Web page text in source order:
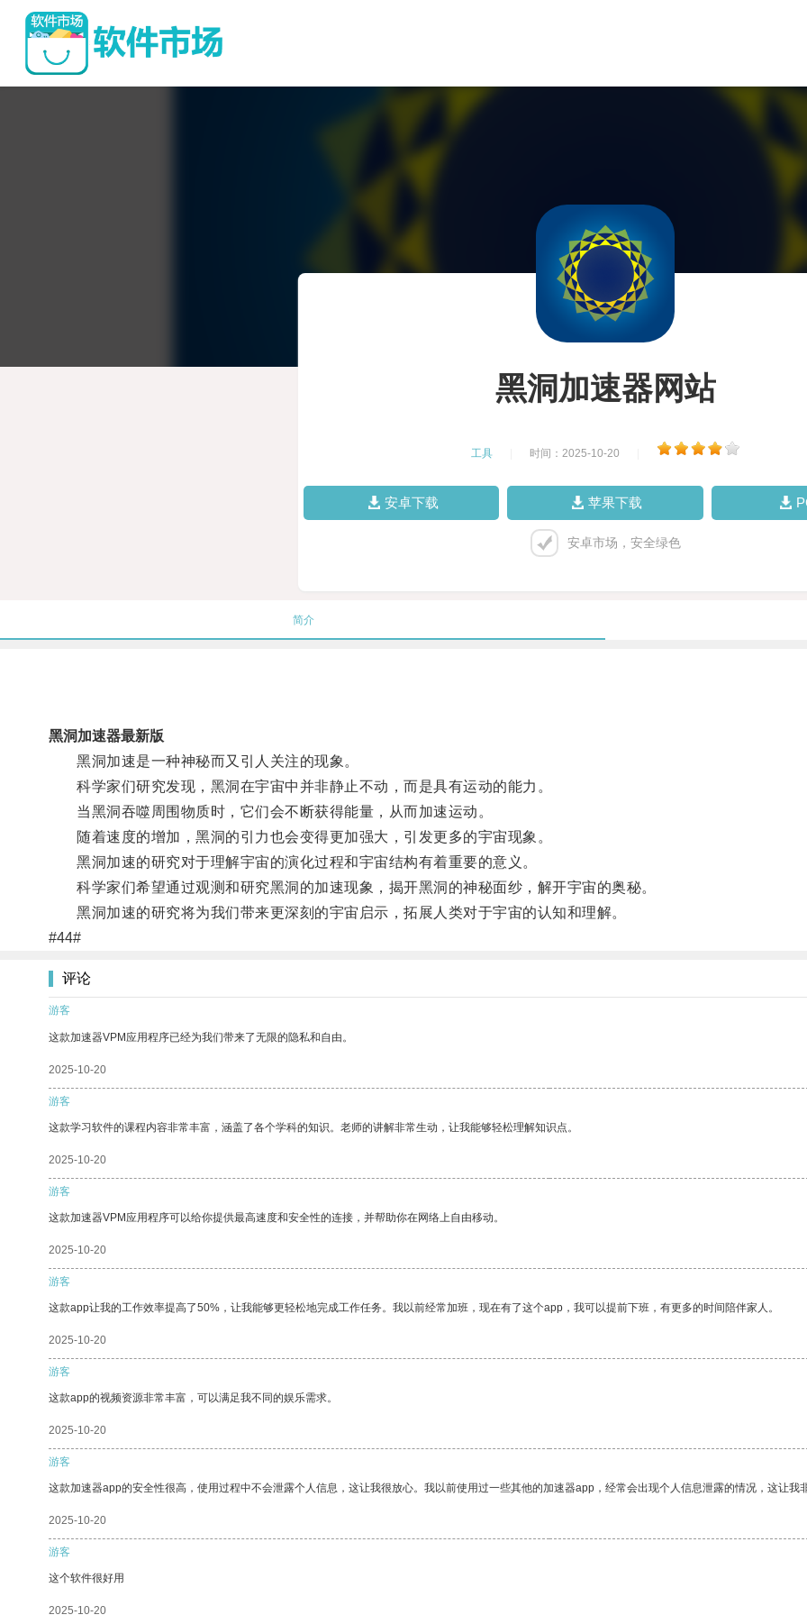
黑洞加速器网站
工具 时间：2025-10-20
安卓下载 苹果下载
安卓市场，安全绿色
简介
黑洞加速器最新版
黑洞加速是一种神秘而又引人关注的现象。
科学家们研究发现，黑洞在宇宙中并非静止不动，而是具有运动的能力。
当黑洞吞噬周围物质时，它们会不断获得能量，从而加速运动。
随着速度的增加，黑洞的引力也会变得更加强大，引发更多的宇宙现象。
黑洞加速的研究对于理解宇宙的演化过程和宇宙结构有着重要的意义。
科学家们希望通过观测和研究黑洞的加速现象，揭开黑洞的神秘面纱，解开宇宙的奥秘。
黑洞加速的研究将为我们带来更深刻的宇宙启示，拓展人类对于宇宙的认知和理解。
#44#
评论
游客
这款加速器VPM应用程序已经为我们带来了无限的隐私和自由。
2025-10-20
游客
这款学习软件的课程内容非常丰富，涵盖了各个学科的知识。老师的讲解非常生动，让我能够轻松理解知识点。
2025-10-20
游客
这款加速器VPM应用程序可以给你提供最高速度和安全性的连接，并帮助你在网络上自由移动。
2025-10-20
游客
这款app让我的工作效率提高了50%，让我能够更轻松地完成工作任务。我以前经常加班，现在有了这个app，我可以提前下班，有更多的时间陪伴家人。
2025-10-20
游客
这款app的视频资源非常丰富，可以满足我不同的娱乐需求。
2025-10-20
游客
这款加速器app的安全性很高，使用过程中不会泄露个人信息，这让我很放心。我以前使用过一些其他的加速器app，经常会出现个人信息泄露的情况，这让我
2025-10-20
游客
这个软件很好用
2025-10-20